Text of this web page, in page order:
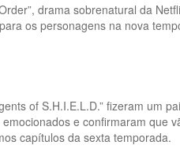
drama sobrenatural da
os personagens na nova
of S.H.I.E.L.D.” fizeram
e confirmaram
capítulos da sexta temporada.